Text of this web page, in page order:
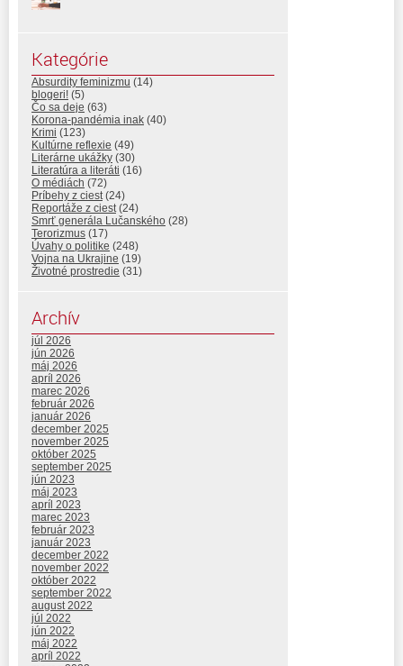
Kategórie
Absurdity feminizmu (14)
blogeri! (5)
Čo sa deje (63)
Korona-pandémia inak (40)
Krimi (123)
Kultúrne reflexie (49)
Literárne ukážky (30)
Literatúra a literáti (16)
O médiách (72)
Príbehy z ciest(24)
Reportáže z ciest(24)
Smrť generála Lučanského (28)
Terorizmus (17)
Úvahy o politike (248)
Vojna na Ukrajine (19)
Životné prostredie (31)
Archív
júl 2026
jún 2026
máj 2026
apríl 2026
marec 2026
február 2026
január 2026
december 2025
november 2025
október 2025
september 2025
jún 2023
máj 2023
apríl 2023
marec 2023
február 2023
január 2023
december 2022
november 2022
október 2022
september 2022
august 2022
júl 2022
jún 2022
máj 2022
apríl 2022